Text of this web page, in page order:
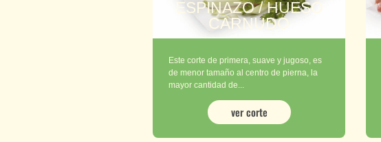
ESPINAZO / HUESO
CARNUDO
Este corte de primera, suave y jugoso, es
de menor tamaño al centro de pierna, la
mayor cantidad de...
ver corte